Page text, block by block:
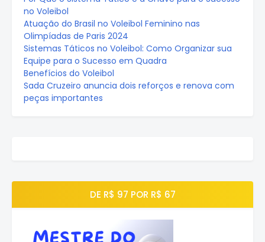
no Voleibol
Atuação do Brasil no Voleibol Feminino nas
Olimpíadas de Paris 2024
Sistemas Táticos no Voleibol: Como Organizar sua
Equipe para o Sucesso em Quadra
Benefícios do Voleibol
Sada Cruzeiro anuncia dois reforços e renova com
peças importantes
DE R$ 97 POR R$ 67